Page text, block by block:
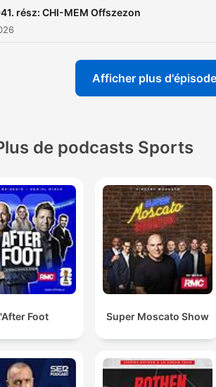
rész: CHI-MEM Offszezon
Afficher plus
de podcasts Sports
Foot Super Moscato Show